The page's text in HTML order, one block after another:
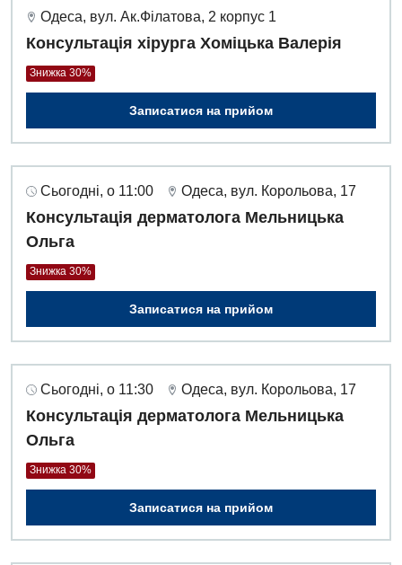
Дитяча ендокринологія
Дитяча кардіоревматологія
Дитяча неврологія
Дитяча ортопедія і травматологія
Дитяча офтальмологія
Дитяча урологія
Педіатрія
Одеса, вул. Ак.Філатова, 2 корпус 1
Консультація хірурга Хоміцька Валерія
Знижка 30%
Записатися на прийом
Сьогодні, о 11:00 Одеса, вул. Корольова, 17
Консультація дерматолога Мельницька
Ольга
Знижка 30%
Записатися на прийом
Сьогодні, о 11:30 Одеса, вул. Корольова, 17
Консультація дерматолога Мельницька
Ольга
Знижка 30%
Записатися на прийом